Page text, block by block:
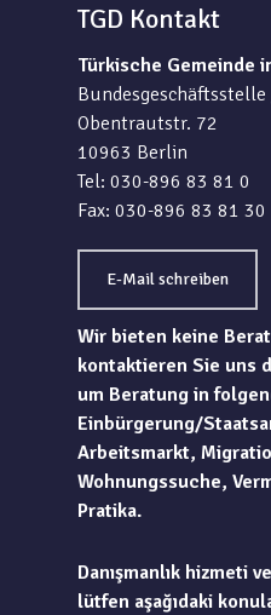
TGD Kontakt
Türkische Gemeinde
Obentrautstr. 72
10963 Berlin
Tel: 030-896 83 81 0
Fax: 030-896 83 81 30
E-Mail schreiben
Wir bieten keine
kontaktieren Sie uns
um Beratung in
Einbürgerung/
Arbeitsmarkt,
Wohnungssuche,
Pratika.
Danışmanlık hizmeti
lütfen aşağıdaki